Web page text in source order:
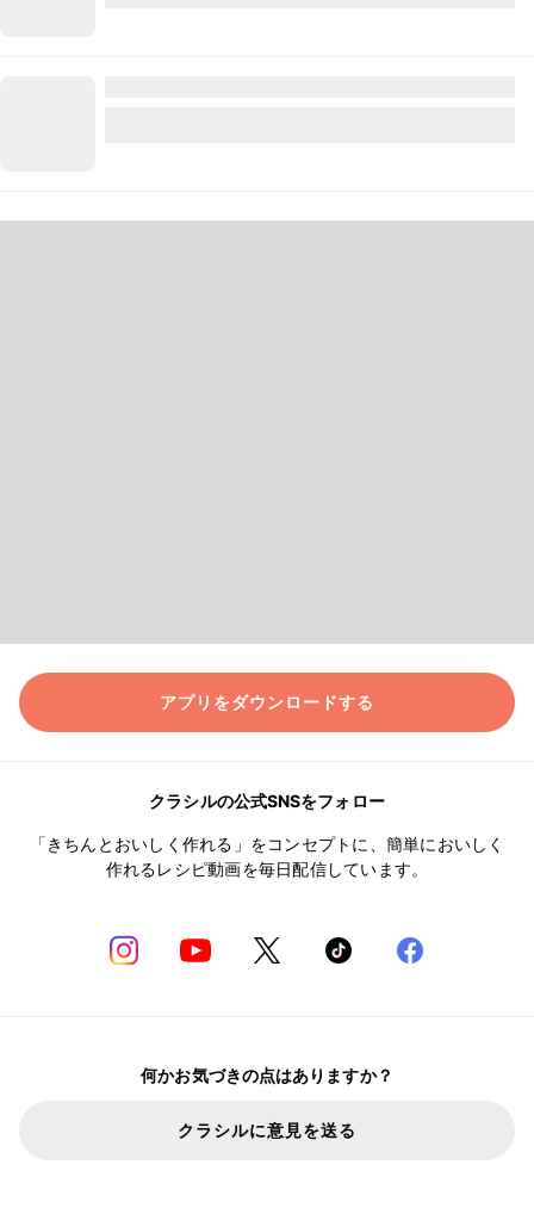
アプリをダウンロードする
クラシルの公式SNSをフォロー
「きちんとおいしく作れる」をコンセプトに、簡単においしく
作れるレシピ動画を毎日配信しています。
何かお気づきの点はありますか？
クラシルに意見を送る